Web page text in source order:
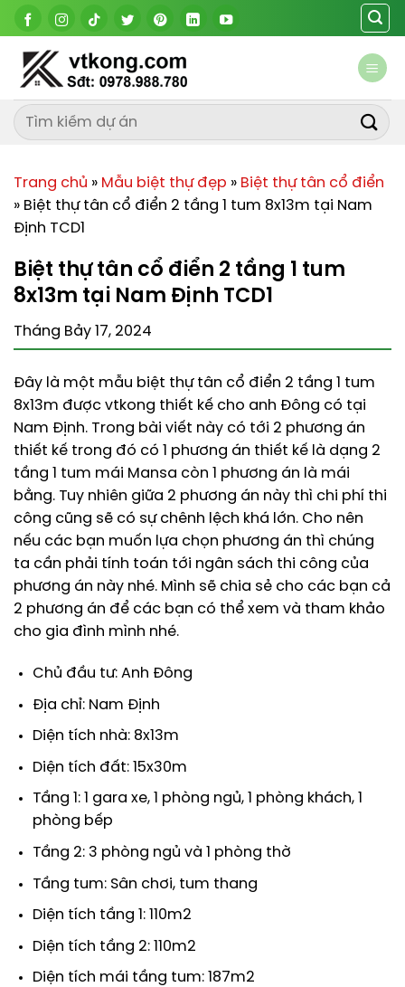
Chuyển
đến
dung
Trang chủ » Mẫu biệt thự đẹp » Biệt thự tân cổ điển
» Biệt thự tân cổ điển 2 tầng 1 tum 8x13m tại Nam
Định TCD1
Biệt thự tân cổ điển 2 tầng 1 tum
8x13m tại Nam Định TCD1
Tháng Bảy 17, 2024
Đây là một mẫu biệt thự tân cổ điển 2 tầng 1 tum
8x13m được vtkong thiết kế cho anh Đông có tại
Nam Định. Trong bài viết này có tới 2 phương án
thiết kế trong đó có 1 phương án thiết kế là dạng 2
tầng 1 tum mái Mansa còn 1 phương án là mái
bằng. Tuy nhiên giữa 2 phương án này thì chi phí thi
công cũng sẽ có sự chênh lệch khá lớn. Cho nên
nếu các bạn muốn lựa chọn phương án thì chúng
ta cần phải tính toán tới ngân sách thi công của
phương án này nhé. Mình sẽ chia sẻ cho các bạn cả
2 phương án để các bạn có thể xem và tham khảo
cho gia đình mình nhé.
Chủ đầu tư: Anh Đông
Địa chỉ: Nam Định
Diện tích nhà: 8x13m
Diện tích đất: 15x30m
Tầng 1: 1 gara xe, 1 phòng ngủ, 1 phòng khách, 1
phòng bếp
Tầng 2: 3 phòng ngủ và 1 phòng thờ
Tầng tum: Sân chơi, tum thang
Diện tích tầng 1: 110m2
Diện tích tầng 2: 110m2
Diện tích mái tầng tum: 187m2